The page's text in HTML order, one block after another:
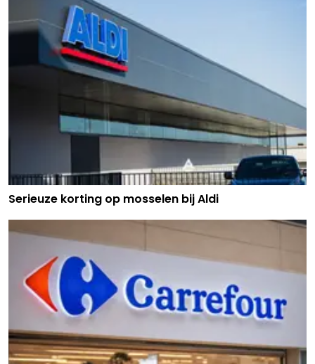
Serieuze korting op mosselen bij Aldi